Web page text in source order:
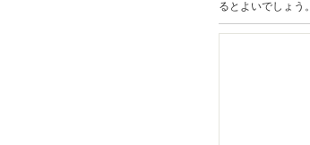
るとよいでしょう。